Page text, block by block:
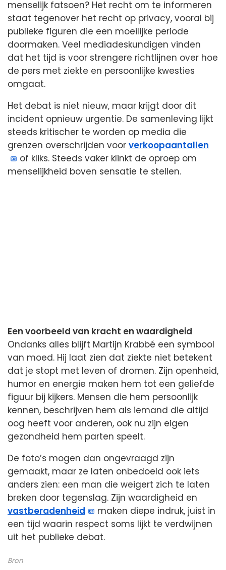
menselijk fatsoen? Het recht om te informeren
staat tegenover het recht op privacy, vooral bij
publieke figuren die een moeilijke periode
doormaken. Veel mediadeskundigen vinden
dat het tijd is voor strengere richtlijnen over hoe
de pers met ziekte en persoonlijke kwesties
omgaat.
Het debat is niet nieuw, maar krijgt door dit
incident opnieuw urgentie. De samenleving lijkt
steeds kritischer te worden op media die
grenzen overschrijden voor verkoopaantallen
of kliks. Steeds vaker klinkt de oproep om
menselijkheid boven sensatie te stellen.
Een voorbeeld van kracht en waardigheid
Ondanks alles blijft Martijn Krabbé een symbool
van moed. Hij laat zien dat ziekte niet betekent
dat je stopt met leven of dromen. Zijn openheid,
humor en energie maken hem tot een geliefde
figuur bij kijkers. Mensen die hem persoonlijk
kennen, beschrijven hem als iemand die altijd
oog heeft voor anderen, ook nu zijn eigen
gezondheid hem parten speelt.
De foto’s mogen dan ongevraagd zijn
gemaakt, maar ze laten onbedoeld ook iets
anders zien: een man die weigert zich te laten
breken door tegenslag. Zijn waardigheid en
vastberadenheid
maken diepe indruk, juist in
een tijd waarin respect soms lijkt te verdwijnen
uit het publieke debat.
Bron